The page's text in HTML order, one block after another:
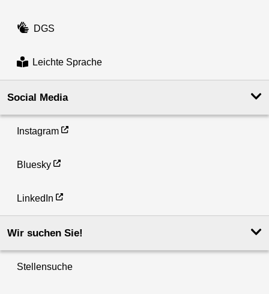
DGS
Leichte Sprache
Social Media
Instagram
Bluesky
LinkedIn
Wir suchen Sie!
Stellensuche